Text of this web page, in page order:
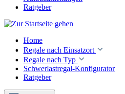
Ratgeber
Home
Regale nach Einsatzort
Regale nach Typ
Schwerlastregal-Konfigurator
Ratgeber